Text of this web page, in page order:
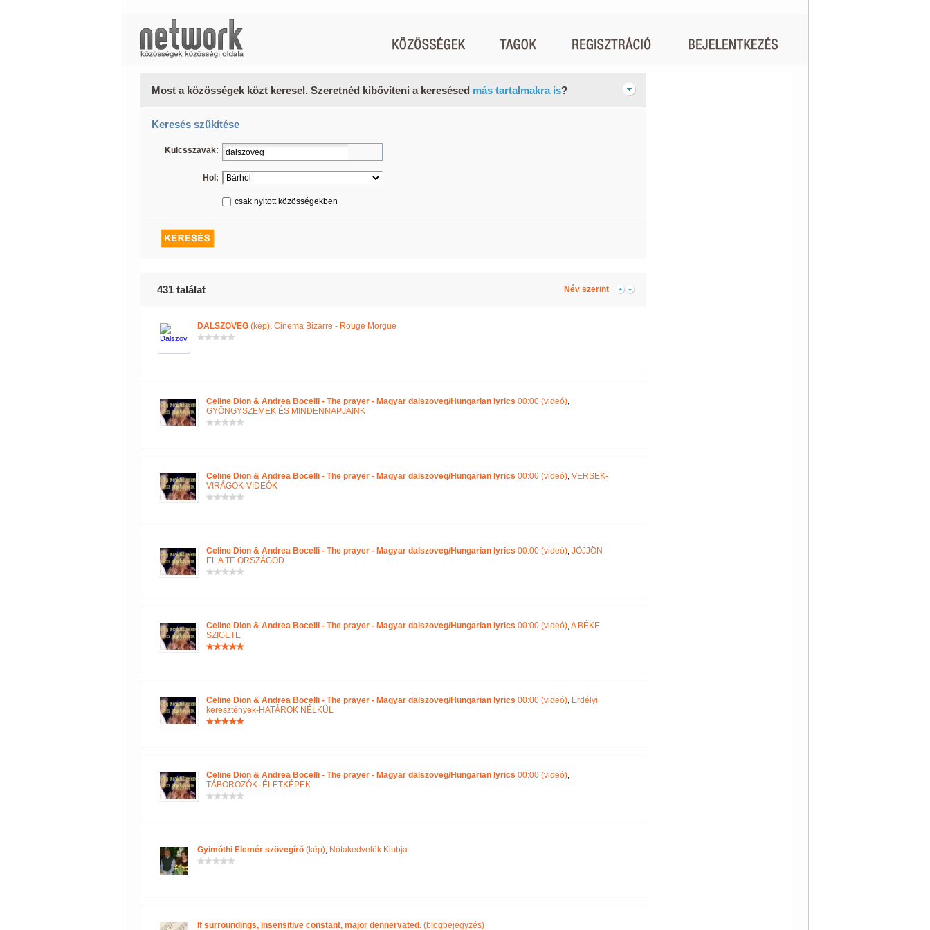
Most a közösségek közt keresel. Szeretnéd kibővíteni a keresésed más tartalmakra is?
Keresés szűkítése
Kulcsszavak:
Hol:
csak nyitott közösségekben
431 találat Név szerint
DALSZOVEG(kép), Cinema Bizarre - Rouge Morgue
Celine Dion & Andrea Bocelli - The prayer - Magyar dalszoveg/Hungarian lyrics 00:00 (videó),
GYÖNGYSZEMEK ÉS MINDENNAPJAINK
Celine Dion & Andrea Bocelli - The prayer - Magyar dalszoveg/Hungarian lyrics 00:00 (videó), VERSEK-
VIRÁGOK-VIDEÓK
Celine Dion & Andrea Bocelli - The prayer - Magyar dalszoveg/Hungarian lyrics 00:00 (videó), JÖJJÖN
EL A TE ORSZÁGOD
Celine Dion & Andrea Bocelli - The prayer - Magyar dalszoveg/Hungarian lyrics 00:00 (videó),A BÉKE
SZIGETE
Celine Dion & Andrea Bocelli - The prayer - Magyar dalszoveg/Hungarian lyrics 00:00 (videó), Erdélyi
keresztények-HATÁROK NÉLKÜL
Celine Dion & Andrea Bocelli - The prayer - Magyar dalszoveg/Hungarian lyrics 00:00 (videó),
TÁBOROZÓK- ÉLETKÉPEK
Gyimóthi Elemér szövegíró(kép), Nótakedvelők Klubja
If surroundings, insensitive constant, major dennervated. (blogbejegyzés)